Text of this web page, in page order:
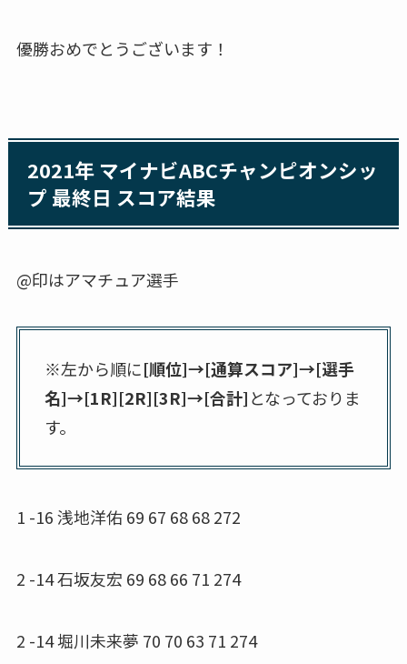
優勝おめでとうございます！
2021年 マイナビABCチャンピオンシッ
プ 最終日 スコア結果
@印はアマチュア選手
※左から順に[順位]→[通算スコア]→[選手
名]→[1R][2R][3R]→[合計]となっておりま
す。
1 -16 浅地洋佑 69 67 68 68 272
2 -14 石坂友宏 69 68 66 71 274
2 -14 堀川未来夢 70 70 63 71 274